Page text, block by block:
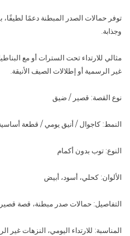
توفر حمالات الصدر المبطنة دعمًا
وجذابة.
مثالي للارتداء تحت السترات أو مع
غير الرسمية أو إطلالات الصيف الأنيقة.
نوع القصة: قصير / ضيق
النمط: كاجوال / أنيق يومي / قطعة
النوع: توب بدون أكمام
الألوان: كحلي، أسود، أبيض
التفاصيل: حمالات صدر مبطنة، قصة
المناسبة: للارتداء اليومي، النزهات غير